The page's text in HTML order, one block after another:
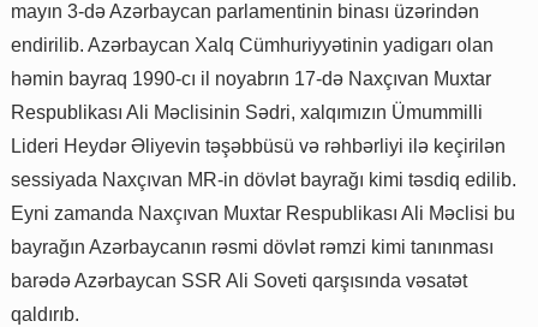
mayın 3-də Azərbaycan parlamentinin binası üzərindən
endirilib. Azərbaycan Xalq Cümhuriyyətinin yadigarı olan
həmin bayraq 1990-cı il noyabrın 17-də Naxçıvan Muxtar
Respublikası Ali Məclisinin Sədri, xalqımızın Ümummilli
Lideri Heydər Əliyevin təşəbbüsü və rəhbərliyi ilə keçirilən
sessiyada Naxçıvan MR-in dövlət bayrağı kimi təsdiq edilib.
Eyni zamanda Naxçıvan Muxtar Respublikası Ali Məclisi bu
bayrağın Azərbaycanın rəsmi dövlət rəmzi kimi tanınması
barədə Azərbaycan SSR Ali Soveti qarşısında vəsatət
qaldırıb.